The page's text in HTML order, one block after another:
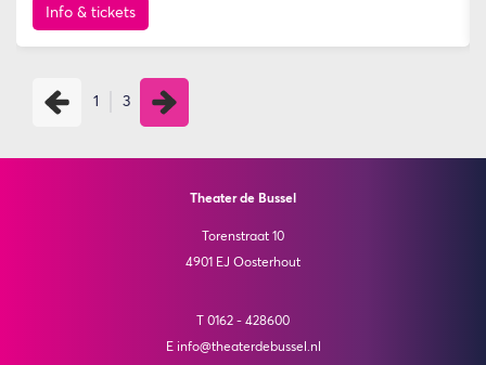
Info & tickets
1 3
Theater de Bussel
Torenstraat 10
4901 EJ Oosterhout
T 0162 - 428600
E info@theaterdebussel.nl